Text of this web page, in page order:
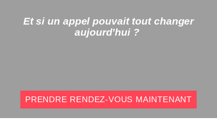
Et si un appel pouvait tout changer
aujourd’hui ?
PRENDRE RENDEZ-VOUS MAINTENANT